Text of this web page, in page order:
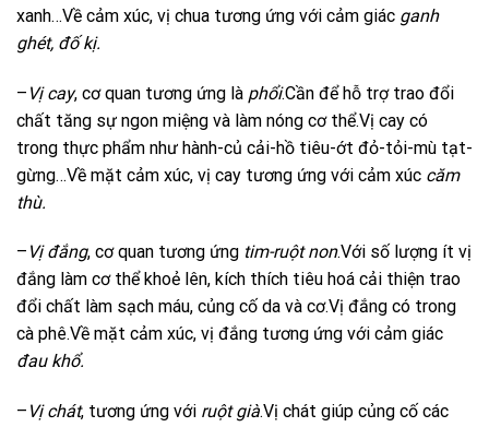
xanh…Về cảm xúc, vị chua tương ứng với cảm giác ganh
ghét, đố kị.
– Vị cay, cơ quan tương ứng là phổi.Cần để hỗ trợ trao đổi
chất tăng sự ngon miệng và làm nóng cơ thể.Vị cay có
trong thực phẩm như hành-củ cải-hồ tiêu-ớt đỏ-tỏi-mù tạt-
gừng…Về mặt cảm xúc, vị cay tương ứng với cảm xúc căm
thù.
– Vị đắng, cơ quan tương ứng tim-ruột non.Với số lượng ít vị
đắng làm cơ thể khoẻ lên, kích thích tiêu hoá cải thiện trao
đổi chất làm sạch máu, củng cố da và cơ.Vị đắng có trong
cà phê.Về mặt cảm xúc, vị đắng tương ứng với cảm giác
đau khổ.
– Vị chát, tương ứng với ruột già.Vị chát giúp củng cố các